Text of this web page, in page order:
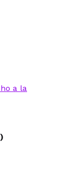
a la